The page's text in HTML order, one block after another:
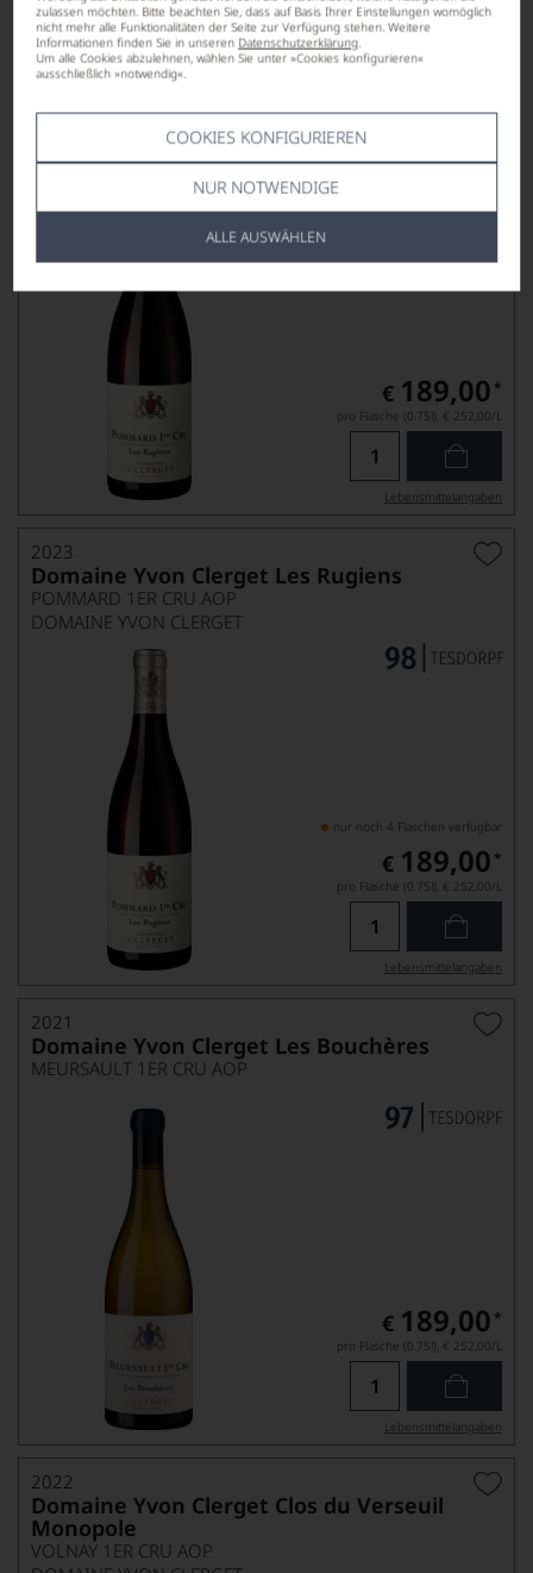
zulassen möchten. Bitte beachten Sie, dass auf Basis Ihrer Einstellungen womöglich
nicht mehr alle Funktionalitäten der Seite zur Verfügung stehen. Weitere
Informationen finden Sie in unseren Datenschutzerklärung.
Um alle Cookies abzulehnen, wählen Sie unter »Cookies konfigurieren«
ausschließlich »notwendig«.
COOKIES KONFIGURIEREN
NUR NOTWENDIGE
ALLE AUSWÄHLEN
Lebensmittel­angaben
2022
Domaine Yvon Clerget Les Rugiens
POMMARD 1ER CRU AOP
DOMAINE YVON CLERGET
€ 189,00 *
pro Flasche (0.75l), € 252,00/L
Lebensmittel­angaben
2023
Domaine Yvon Clerget Les Rugiens
POMMARD 1ER CRU AOP
DOMAINE YVON CLERGET
nur noch 4 Flaschen verfügbar
€ 189,00 *
pro Flasche (0.75l), € 252,00/L
Lebensmittel­angaben
2021
Domaine Yvon Clerget Les Bouchères
MEURSAULT 1ER CRU AOP
€ 189,00 *
pro Flasche (0.75l), € 252,00/L
Lebensmittel­angaben
2022
Domaine Yvon Clerget Clos du Verseuil
Monopole
VOLNAY 1ER CRU AOP